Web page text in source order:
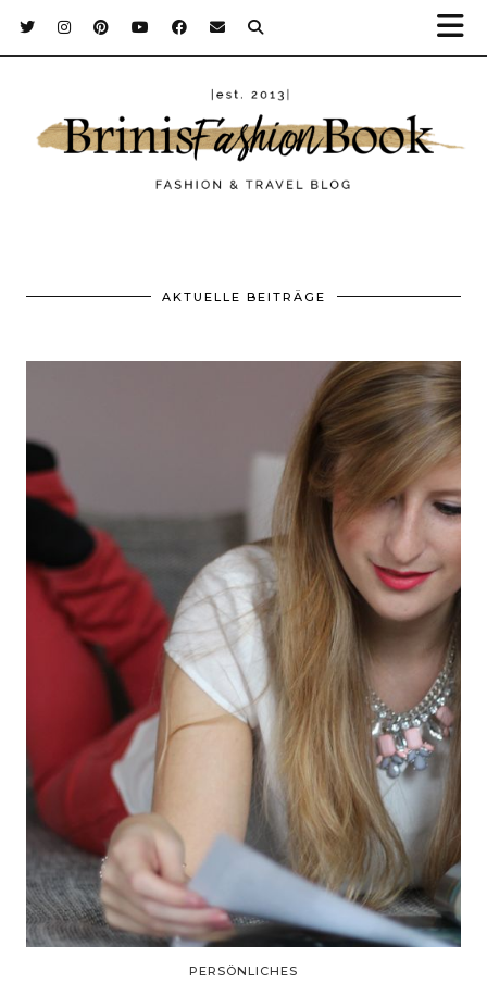
AKTUELLE BEITRÄGE
PERSÖNLICHES